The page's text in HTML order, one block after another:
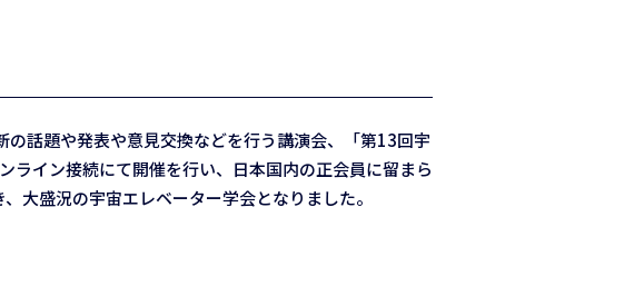
話題や発表や意見交換などを行う講演会、「第13回宇
ライン接続にて開催を行い、日本国内の正会員に留まら
大盛況の宇宙エレベーター学会となりました。